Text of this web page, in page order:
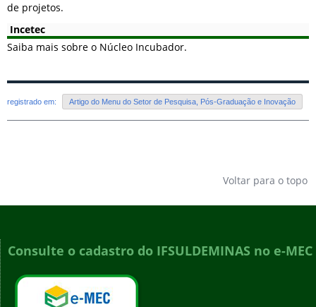
de projetos.
Incetec
Saiba mais sobre o Núcleo Incubador.
registrado em: Artigo do Menu do Setor de Pesquisa, Pós-Graduação e Inovação
Voltar para o topo
Consulte o cadastro do IFSULDEMINAS no e-MEC